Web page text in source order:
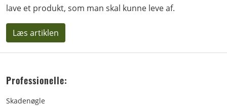
lave et produkt, som man skal kunne leve af.
Læs artiklen
Professionelle:
Skadenøgle